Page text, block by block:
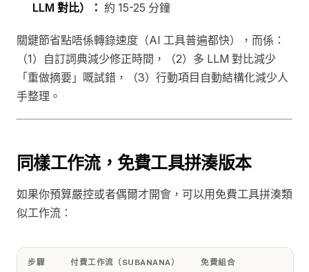
LLM 對比）： 約 15-25 分鐘
關鍵節省點唔係轉錄速度（AI 工具普遍都快），而係：
（1）自訂詞典減少修正時間，（2）多 LLM 對比減少
「重做摘要」嘅試錯，（3）行動項目自動結構化減少人
手整理。
同樣工作流，免費工具拼湊版本
如果你預算嚴控或者偶爾才開會，可以用免費工具拼湊類
似工作流：
步驟 付費工作流（SUBANANA） 免費組合